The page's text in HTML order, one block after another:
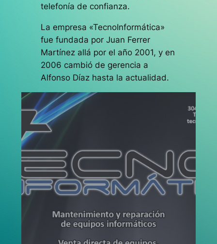
telefonía de confianza.
La empresa «TecnoInformática»
fue fundada por Juan Ferrer
Martínez allá por el año 2001, y en
2006 cambió de gerencia a
Alfonso Díaz hasta la actualidad.